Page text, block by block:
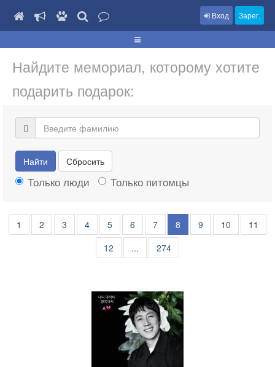
Вход Зарег.
Найдите мемориал, которому хотите
подарить подарок:
Найти Сбросить
Только люди Только питомцы
1 2 3 4 5 6 7 8 9 10
11
12
... 274